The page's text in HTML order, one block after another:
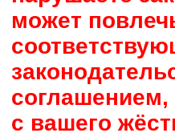
может
с вашего